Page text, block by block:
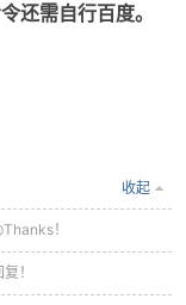
还需自行百度。
收起
！
！